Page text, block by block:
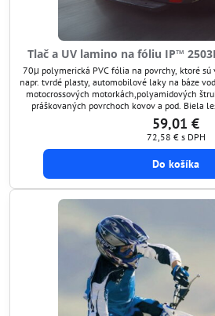
Tlač a UV lamino na fóliu IP™
70μ polymerická PVC fólia na povrchy, ktoré sú
napr. tvrdé plasty, automobilové laky na báze
motocrossových motorkách,polyamidových
práškovaných povrchoch kovov a pod. Biela
ImagePerfect™ 2503LSE Pro bola špeciálne
s nízkou povrchovou...
59,01 €
72,58 € s DPH
Do košíka